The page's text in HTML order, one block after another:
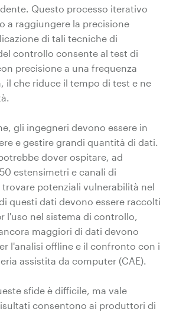
Questo processo iterativo
a raggiungere la precisione
di tali tecniche di
controllo consente al test di
precisione a una frequenza
il che riduce il tempo di test e ne
gli ingegneri devono essere in
e gestire grandi quantità di dati.
dover ospitare, ad
estensimetri e canali di
potenziali vulnerabilità nel
questi dati devono essere raccolti
l'uso nel sistema di controllo,
maggiori di dati devono
l'analisi offline e il confronto con i
assistita da computer (CAE).
sfide è difficile, ma vale
consentono ai produttori di